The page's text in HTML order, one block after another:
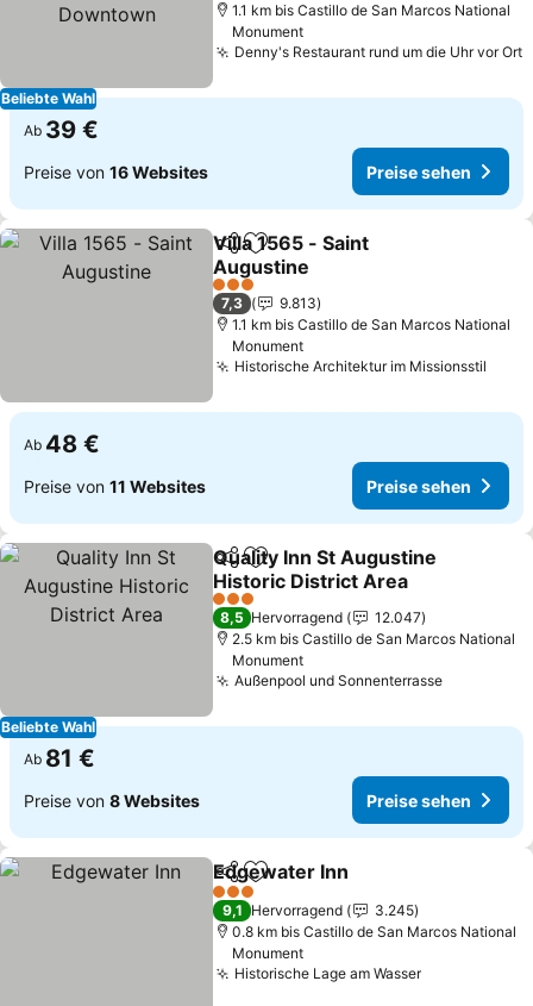
Beliebte Wahl
1.1 km bis Castillo de San Marcos National
Monument
Denny's Restaurant rund um die Uhr vor Ort
Ab 39 €
Preise von 16 Websites Preise sehen
TeilenZu Favoriten hinzufügen
Villa 1565 - Saint
Augustine
3 Sterne
7,3
9.813
1.1 km bis Castillo de San Marcos National
Monument
Historische Architektur im Missionsstil
Ab 48 €
Preise von 11 Websites Preise sehen
Beliebte Wahl
TeilenZu Favoriten hinzufügen
Quality Inn St Augustine
Historic District Area
3 Sterne
8,5 Hervorragend
12.047
2.5 km bis Castillo de San Marcos National
Monument
Außenpool und Sonnenterrasse
Ab 81 €
Preise von 8 Websites Preise sehen
TeilenZu Favoriten hinzufügen
Edgewater Inn
3 Sterne
9,1 Hervorragend
3.245
0.8 km bis Castillo de San Marcos National
Monument
Historische Lage am Wasser